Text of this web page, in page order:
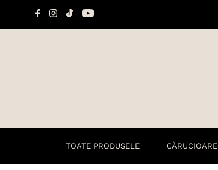
Sari la conținut
TOATE PRODUSELE CĂRUCIOARE